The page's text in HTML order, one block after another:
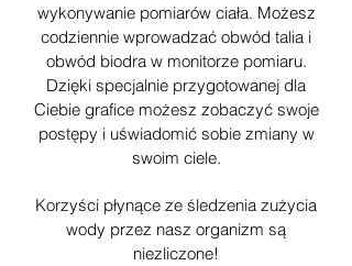
wykonywanie pomiarów ciała. Możesz
codziennie wprowadzać obwód talia i
obwód biodra w monitorze pomiaru.
Dzięki specjalnie przygotowanej dla
Ciebie grafice możesz zobaczyć swoje
postępy i uświadomić sobie zmiany w
swoim ciele.
Korzyści płynące ze śledzenia zużycia
wody przez nasz organizm są
niezliczone!